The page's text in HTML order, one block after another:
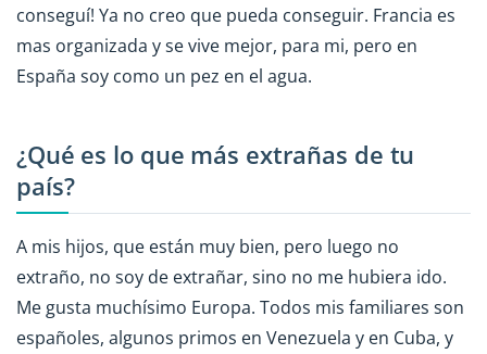
conseguí! Ya no creo que pueda conseguir. Francia es
mas organizada y se vive mejor, para mi, pero en
España soy como un pez en el agua.
¿Qué es lo que más extrañas de tu
país?
A mis hijos, que están muy bien, pero luego no
extraño, no soy de extrañar, sino no me hubiera ido.
Me gusta muchísimo Europa. Todos mis familiares son
españoles, algunos primos en Venezuela y en Cuba, y